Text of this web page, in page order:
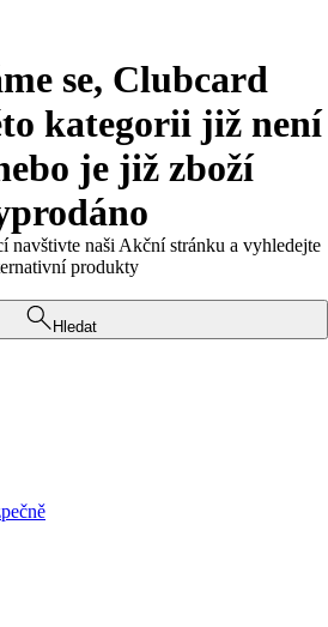
se, Clubcard
kategorii již není
je již zboží
navštivte naši Akční stránku a vyhledejte
produkty
Hledat